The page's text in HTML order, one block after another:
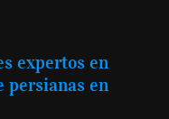
expertos en
persianas en